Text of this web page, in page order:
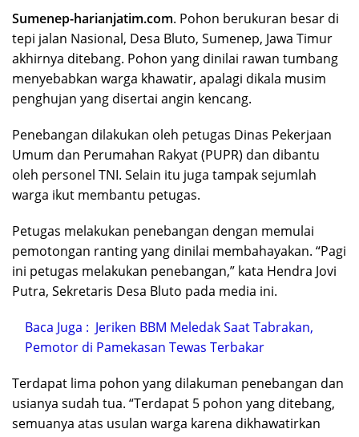
Sumenep-harianjatim.com. Pohon berukuran besar di
tepi jalan Nasional, Desa Bluto, Sumenep, Jawa Timur
akhirnya ditebang. Pohon yang dinilai rawan tumbang
menyebabkan warga khawatir, apalagi dikala musim
penghujan yang disertai angin kencang.
Penebangan dilakukan oleh petugas Dinas Pekerjaan
Umum dan Perumahan Rakyat (PUPR) dan dibantu
oleh personel TNI. Selain itu juga tampak sejumlah
warga ikut membantu petugas.
Petugas melakukan penebangan dengan memulai
pemotongan ranting yang dinilai membahayakan. “Pagi
ini petugas melakukan penebangan,” kata Hendra Jovi
Putra, Sekretaris Desa Bluto pada media ini.
Baca Juga : Jeriken BBM Meledak Saat Tabrakan,
Pemotor di Pamekasan Tewas Terbakar
Terdapat lima pohon yang dilakuman penebangan dan
usianya sudah tua. “Terdapat 5 pohon yang ditebang,
semuanya atas usulan warga karena dikhawatirkan